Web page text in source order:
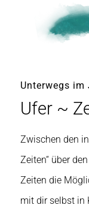
Unterwegs
Ufer ~
Zwischen den
Zeiten“ über
Zeiten die
mit dir selbst in